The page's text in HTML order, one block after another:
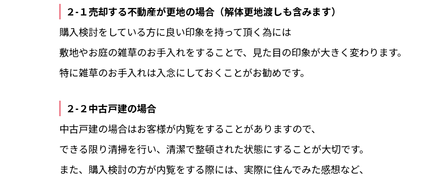
２-１売却する不動産が更地の場合（解体更地渡しも含みます）
購入検討をしている方に良い印象を持って頂く為には
敷地やお庭の雑草のお手入れをすることで、見た目の印象が大きく変わります。
特に雑草のお手入れは入念にしておくことがお勧めです。
２-２中古戸建の場合
中古戸建の場合はお客様が内覧をすることがありますので、
できる限り清掃を行い、清潔で整頓された状態にすることが大切です。
また、購入検討の方が内覧をする際には、実際に住んでみた感想など、